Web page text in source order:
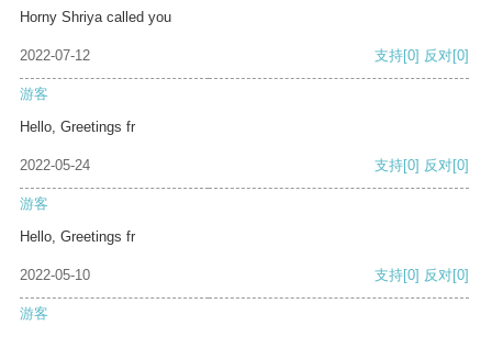
Horny Shriya called you
2022-07-12 支持[0] 反对[0]
游客
Hello, Greetings fr
2022-05-24 支持[0] 反对[0]
游客
Hello, Greetings fr
2022-05-10 支持[0] 反对[0]
游客